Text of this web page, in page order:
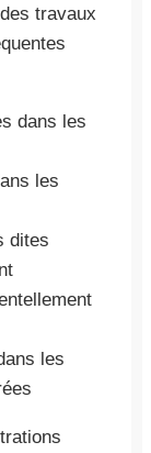
travaux
dans les
les
dites
les